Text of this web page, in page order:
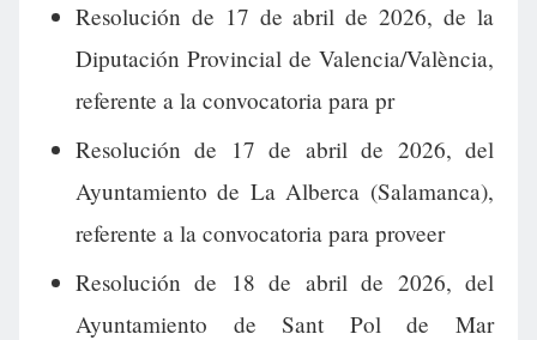
Resolución de 17 de abril de 2026, de la
Diputación Provincial de Valencia/València,
referente a la convocatoria para pr
Resolución de 17 de abril de 2026, del
Ayuntamiento de La Alberca (Salamanca),
referente a la convocatoria para proveer
Resolución de 18 de abril de 2026, del
Ayuntamiento de Sant Pol de Mar